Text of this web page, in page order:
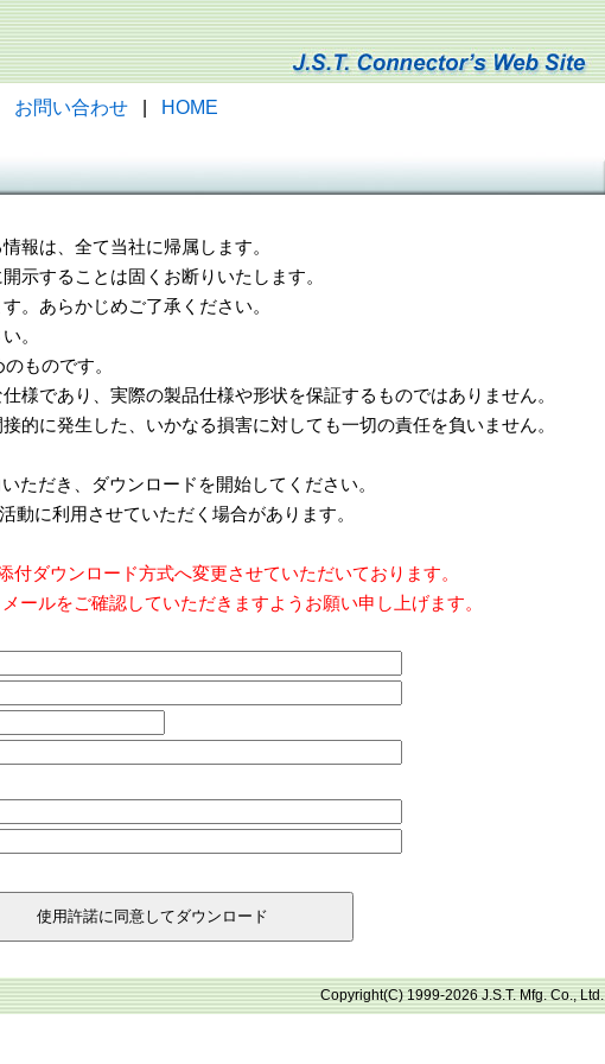
お問い合わせ HOME
報は、全て当社に帰属します。
示することは固くお断りいたします。
。あらかじめご了承ください。
。
ものです。
であり、実際の製品仕様や形状を保証するものではありません。
に発生した、いかなる損害に対しても一切の責任を負いません。
ただき、ダウンロードを開始してください。
動に利用させていただく場合があります。
ダウンロード方式へ変更させていただいております。
ールをご確認していただきますようお願い申し上げます。
Copyright(C) 1999-2026 J.S.T. Mfg. Co., Ltd.